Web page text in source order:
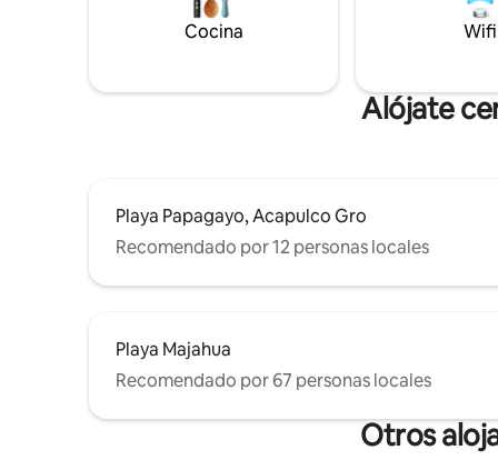
Cocina Wifi
Alójate
Playa Papagayo, Acapulco Gro
Recomendado por 12 personas locales
Playa Majahua
Recomendado por 67 personas locales
Otros